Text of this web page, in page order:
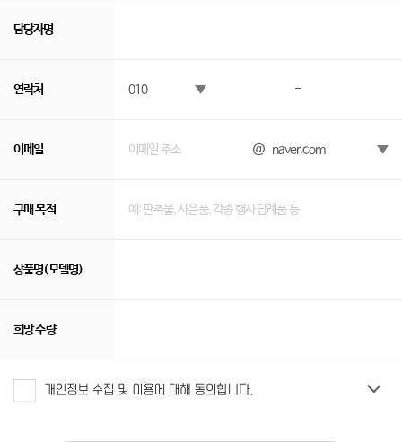
담당자명
연락처 -
이메일 @
구매 목적
상품명(모델명)
희망 수량